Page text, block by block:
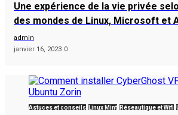
Une expérience de la vie privée
des mondes de Linux, Microsoft et
admin
janvier 16, 2023 0
Astuces et conseils Linux Mint Réseautique et Wifi